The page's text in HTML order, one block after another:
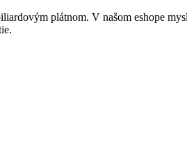
plátnom. V našom eshope